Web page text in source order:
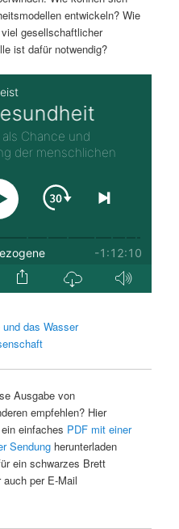
entwickeln? Wie
gesellschaftlicher
ist dafür notwendig?
das Wasser
Ausgabe von
empfehlen? Hier
einfaches PDF mit einer
Sendungherunterladen
ein schwarzes Brett
per E-Mail